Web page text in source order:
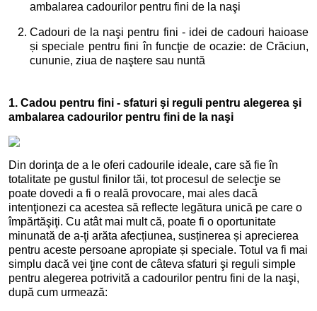
ambalarea cadourilor pentru fini de la naşi
Cadouri de la naşi pentru fini - idei de cadouri haioase
și speciale pentru fini în funcţie de ocazie: de Crăciun,
cununie, ziua de naştere sau nuntă
1. Cadou pentru fini - sfaturi şi reguli pentru alegerea şi
ambalarea cadourilor pentru fini de la naşi
Din dorinţa de a le oferi cadourile ideale, care să fie în
totalitate pe gustul finilor tăi, tot procesul de selecţie se
poate dovedi a fi o reală provocare, mai ales dacă
intenţionezi ca acestea să reflecte legătura unică pe care o
împărtăşiţi. Cu atât mai mult că, poate fi o oportunitate
minunată de a-ţi arăta afecțiunea, susținerea și aprecierea
pentru aceste persoane apropiate și speciale. Totul va fi mai
simplu dacă vei ţine cont de câteva sfaturi şi reguli simple
pentru alegerea potrivită a cadourilor pentru fini de la naşi,
după cum urmează: